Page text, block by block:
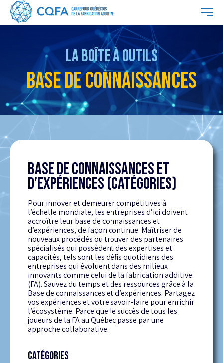
BASE DE CONNAISSANCES
LA BOÎTE À OUTILS
BASE DE CONNAISSANCES ET
D’EXPÉRIENCES (CATÉGORIES)
Pour innover et demeurer compétitives à
l’échelle mondiale, les entreprises d’ici doivent
accroître leur base de connaissances et
d’expériences, de façon continue. Maîtriser de
nouveaux procédés ou trouver des partenaires
spécialisés qui possèdent des expertises et
capacités, tels sont les défis quotidiens des
entreprises qui évoluent dans des milieux
innovants comme celui de la fabrication additive
(FA). Sauvez du temps et des ressources grâce à la
Base de connaissances et d’expériences. Partagez
vos expériences et votre savoir-faire pour enrichir
l’écosystème. Parce que le succès de tous les
joueurs de la FA au Québec passe par une
approche collaborative.
CATÉGORIES